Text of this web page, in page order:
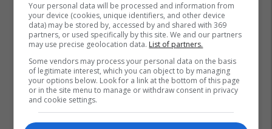
Your personal data will be processed and information from
your device (cookies, unique identifiers, and other device
data) may be stored by, accessed by and shared with 369
partners, or used specifically by this site. We and our partners
may use precise geolocation data. List of partners.
Some vendors may process your personal data on the basis
of legitimate interest, which you can object to by managing
your options below. Look for a link at the bottom of this page
or in the site menu to manage or withdraw consent in privacy
and cookie settings.